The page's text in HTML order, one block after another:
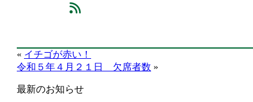
« イチゴが赤い！
令和５年４月２１日 欠席者数 »
最新のお知らせ